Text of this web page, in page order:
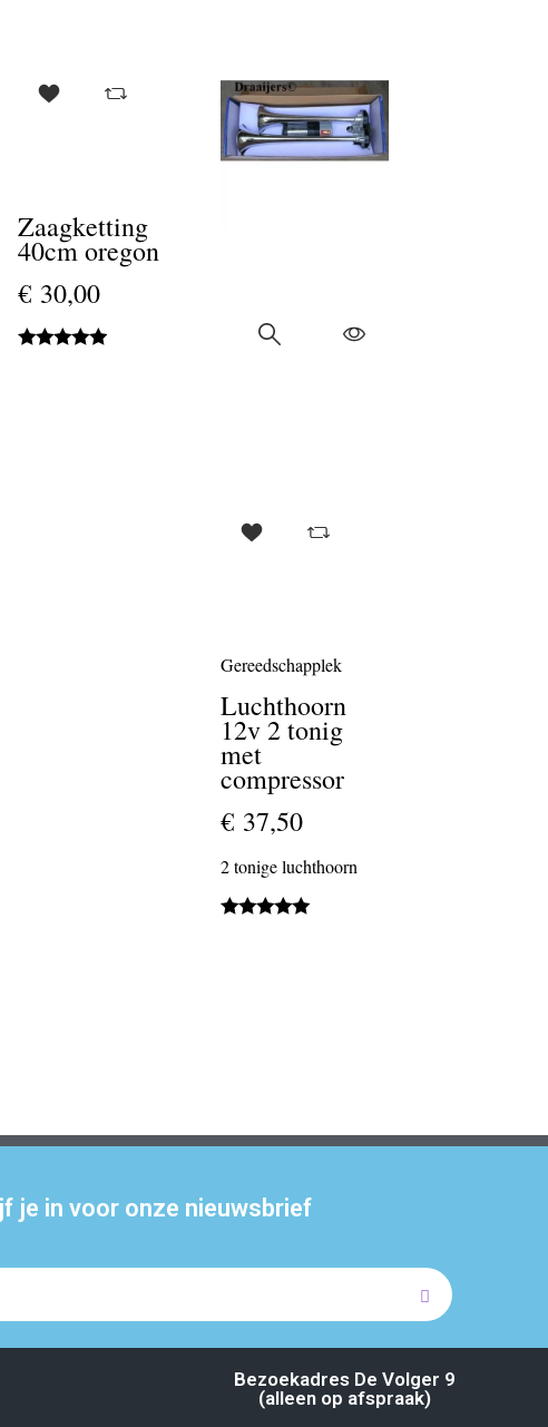
Zaagketting
40cm oregon
€ 30,00
Gereedschapplek
Luchthoorn
12v 2 tonig
met
compressor
€ 37,50
2 tonige luchthoorn
je in voor onze nieuwsbrief
Bezoekadres De Volger 9
(alleen op afspraak)